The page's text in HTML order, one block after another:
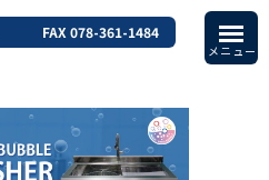
FAX 078-361-1484